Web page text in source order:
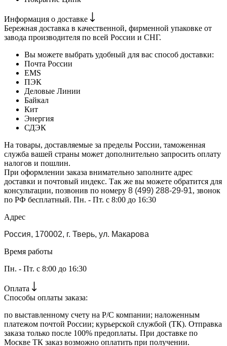
Информация о доставке
Бережная доставка в качественной, фирменной упаковке от
завода производителя по всей России и СНГ.
Вы можете выбрать удобный для вас способ доставки:
Почта России
EMS
ПЭК
Деловые Линии
Байкал
Кит
Энергия
СДЭК
На товары, доставляемые за пределы России, таможенная
служба вашей страны может дополнительно запросить оплату
налогов и пошлин.
При оформлении заказа внимательно заполните адрес
доставки и почтовый индекс. Так же вы можете обратится для
консультации, позвонив по номеру 8 (499) 288-29-91, звонок
по РФ бесплатный. Пн. - Пт. с 8:00 до 16:30
Адрес
Россия, 170002, г. Тверь, ул. Макарова
Время работы
Пн. - Пт. с 8:00 до 16:30
Оплата
Способы оплаты заказа:
по выставленному счету на Р/С компании; наложенным
платежом почтой России; курьерской службой (ТК). Отправка
заказа только после 100% предоплаты. При доставке по
Москве ТК заказ возможно оплатить при получении.